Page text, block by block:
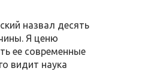
назвал десять
Я ценю
ее современные
видит наука